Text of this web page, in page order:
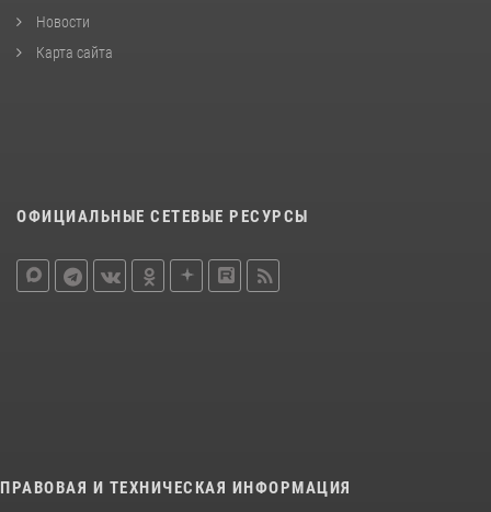
Новости
Карта сайта
ОФИЦИАЛЬНЫЕ СЕТЕВЫЕ РЕСУРСЫ
ПРАВОВАЯ И ТЕХНИЧЕСКАЯ ИНФОРМАЦИЯ